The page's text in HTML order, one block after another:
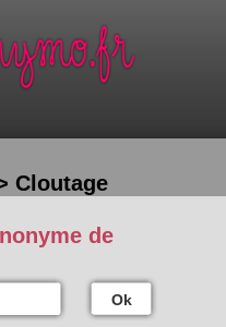
Cloutage
de
Ok